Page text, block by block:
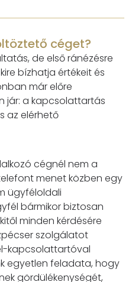
céget?
de első ránézésre
bízhatja értékeit és
már előre
jár: a kapcsolattartás
az elérhető
cégnél nem a
menet közben egy
ügyféloldali
bármikor biztosan
minden kérdésére
szolgálatot
kapcsolattartóval
egyetlen feladata, hogy
gördülékenységét,